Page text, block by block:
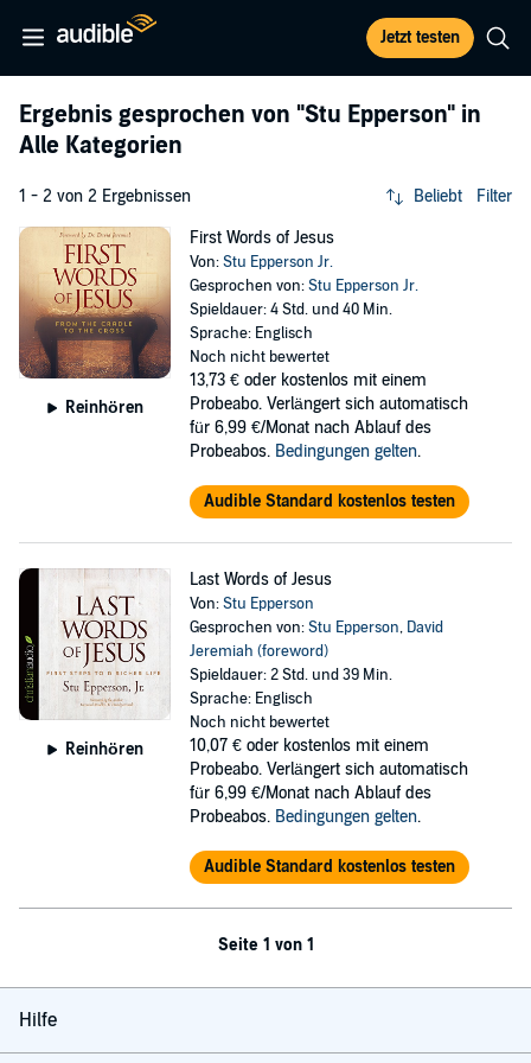
Jetzt testen
Ergebnis gesprochen von "Stu Epperson" in
Alle Kategorien
1 - 2 von 2 Ergebnissen Beliebt Filter
Reinhören
First Words of Jesus
Von:Stu Epperson Jr.
Gesprochen von:Stu Epperson Jr.
Spieldauer: 4 Std. und 40 Min.
Sprache: Englisch
Noch nicht bewertet
13,73 € oder kostenlos mit einem
Probeabo. Verlängert sich automatisch
für 6,99 €/Monat nach Ablauf des
Probeabos. Bedingungen gelten.
Audible Standard kostenlos testen
Reinhören
Last Words of Jesus
Von:Stu Epperson
Gesprochen von:Stu Epperson, David
Jeremiah (foreword)
Spieldauer: 2 Std. und 39 Min.
Sprache: Englisch
Noch nicht bewertet
10,07 € oder kostenlos mit einem
Probeabo. Verlängert sich automatisch
für 6,99 €/Monat nach Ablauf des
Probeabos. Bedingungen gelten.
Audible Standard kostenlos testen
Seite 1 von 1
Hilfe